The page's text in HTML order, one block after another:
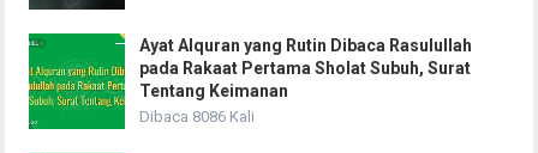
Ayat Alquran yang Rutin Dibaca Rasulullah
pada Rakaat Pertama Sholat Subuh, Surat
Tentang Keimanan
Dibaca 8086 Kali